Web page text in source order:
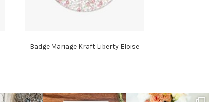
Badge Mariage Kraft Liberty Eloise